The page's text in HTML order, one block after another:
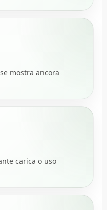
mostra ancora
carica o uso